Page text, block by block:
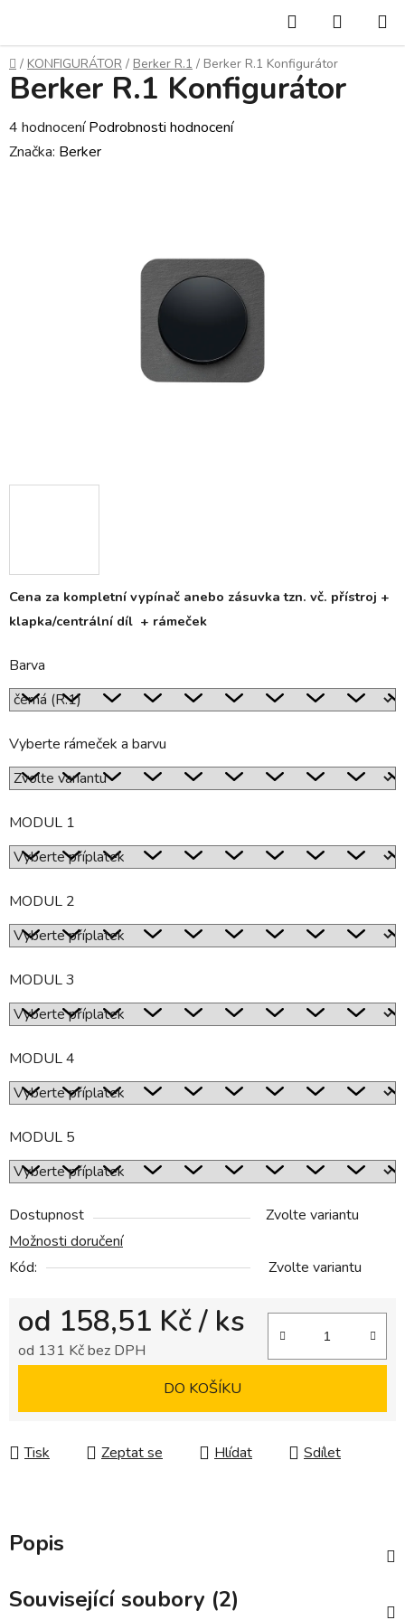
obsah
Hledat
KOŠÍK
Domů
/ KONFIGURÁTOR / Berker R.1 / Berker R.1 Konfigurátor
Cena za kompletní vypínač anebo zásuvka tzn. vč. přístroj +
klapka/centrální díl + rámeček
Barva
Vyberte rámeček a barvu
MODUL 1
MODUL 2
MODUL 3
MODUL 4
MODUL 5
Dostupnost
Zvolte variantu
Možnosti doručení
Kód:
Zvolte variantu
od 158,51 Kč/ ks
od 131 Kčbez DPH
DO KOŠÍKU
Tisk Zeptat se Hlídat Sdílet
Berker R.1 Konfigurátor
Průměrné
hodnocení
4 hodnocení Podrobnosti hodnocení
Značka: Berker
Popis
Související soubory (2)